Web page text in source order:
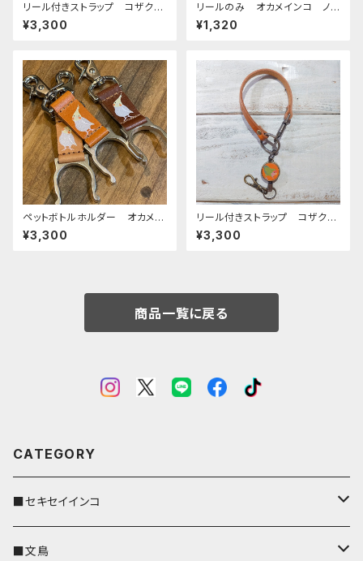
リール付きストラップ コザクラ
インコ ノーマル レッドブラウ
ン × キャメル こざくらいん
¥3,300
リールのみ オカメインコ ノ
ーマル キャメル おかめいん
こ
¥1,320
ペットボトルホルダー オカメイ
ンコ シナモンパール 栃木レ
ザー ぽわんシリーズ
¥3,300
リール付きストラップ コザクラ
インコ ノーマル キャメル ×
キャメル こざくらいんこ
¥3,300
商品一覧に戻る
CATEGORY
■セキセイインコ
キーカバー
■文鳥